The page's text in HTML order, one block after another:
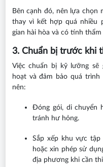
Bên cạnh đó, nên lựa chọn
thay vì kết hợp quá nhiều
gian hài hòa và có tính thẩm
3. Chuẩn bị trước khi
Việc chuẩn bị kỹ lưỡng sẽ
hoạt và đảm bảo quá
nên:
Đóng gói, di chuyển
tránh hư hỏng.
Sắp xếp khu vực
hoặc xin phép sử
địa phương khi cần